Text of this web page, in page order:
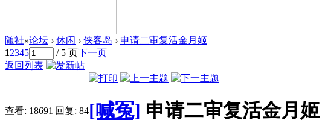
随社»论坛 › 休闲 › 侠客岛 › 申请二审复活金月姬
12345 / 5 页下一页
返回列表
查看: 18691 |回复: 84[喊冤] 申请二审复活金月姬